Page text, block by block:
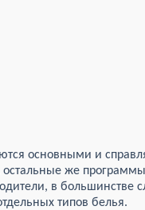
основными и
же
в большинстве
типов белья.